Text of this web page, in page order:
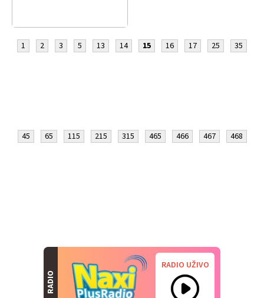
1 2 3 5 13 14 15 16 17 25 35
45 65 115 215 315 465 466 467 468
RADIO
RADIO UŽIVO